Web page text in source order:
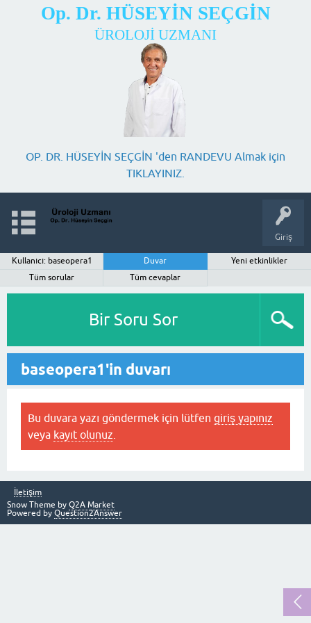
Op. Dr. HÜSEYİN SEÇGİN
ÜROLOJİ UZMANI
OP. DR. HÜSEYİN SEÇGİN 'den RANDEVU Almak için
TIKLAYINIZ.
Giriş
Kullanıcı: baseopera1 Duvar
Yeni etkinlikler
Tüm sorular
Tüm cevaplar
Bir Soru Sor
baseopera1'in duvarı
Bu duvara yazı göndermek için lütfen giriş yapınız
veya kayıt olunuz
İletişim
Snow Theme by Q2A Market
Powered by Question2Answer